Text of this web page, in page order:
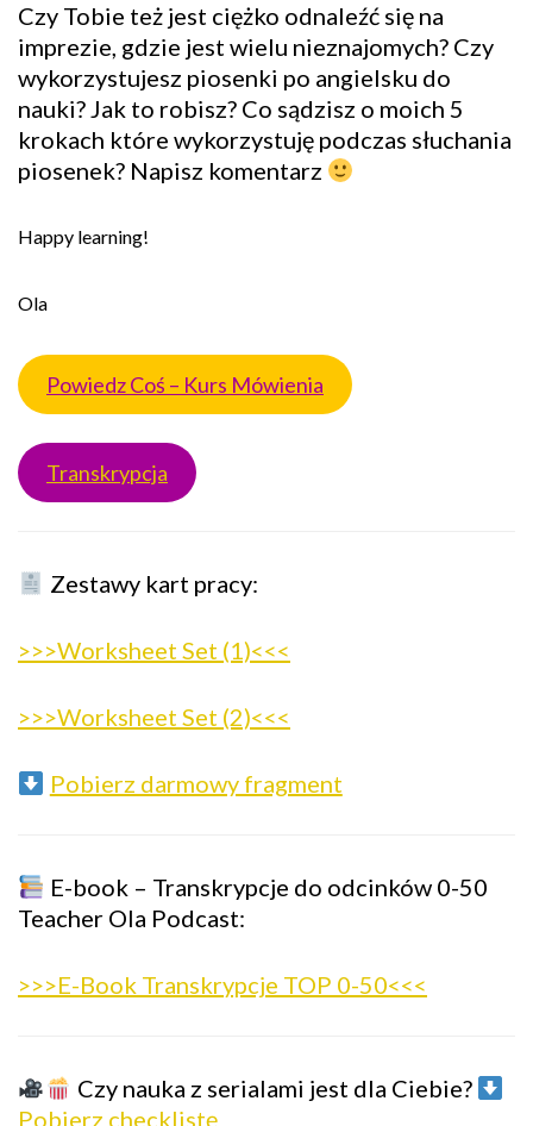
Czy Tobie też jest ciężko odnaleźć się na
imprezie, gdzie jest wielu nieznajomych? Czy
wykorzystujesz piosenki po angielsku do
nauki? Jak to robisz? Co sądzisz o moich 5
krokach które wykorzystuję podczas słuchania
piosenek? Napisz komentarz
Happy learning!
Ola
Powiedz Coś – Kurs Mówienia
Transkrypcja
Zestawy kart pracy:
>>>Worksheet Set (1)<<<
>>>Worksheet Set (2)<<<
Pobierz darmowy fragment
E-book – Transkrypcje do odcinków 0-50
Teacher Ola Podcast:
>>>E-Book Transkrypcje TOP 0-50<<<
Czy nauka z serialami jest dla Ciebie?
Pobierz checklistę